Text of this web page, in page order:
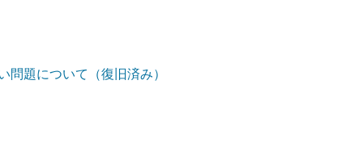
題について（復旧済み）